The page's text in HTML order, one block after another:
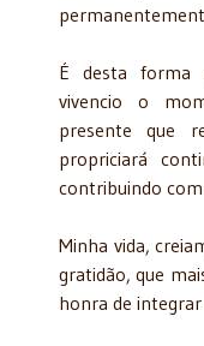
É desta forma
vivencio o
presente que
propriciará
contribuindo
Minha vida,
gratidão, que
honra de